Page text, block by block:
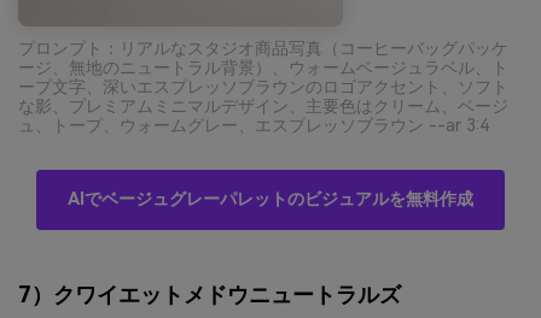
プロンプト：リアルなスタジオ商品写真（コーヒーバッグパッケ
ージ、無地のニュートラル背景）、ウォームベージュラベル、ト
ープ文字、深いエスプレッソブラウンのロゴアクセント、ソフト
な影、プレミアムミニマルデザイン、主要色はクリーム、ベージ
ュ、トープ、ウォームグレー、エスプレッソブラウン --ar 3:4
AIでベージュグレーパレットのビジュアルを無料作成
7）クワイエットメドウニュートラルズ